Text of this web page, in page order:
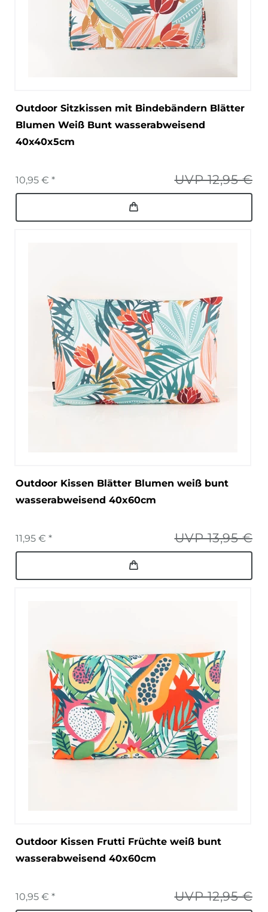
Outdoor Sitzkissen mit Bindebändern Blätter
Blumen Weiß Bunt wasserabweisend
40x40x5cm
UVP 12,95 €
10,95 € *
Outdoor Kissen Blätter Blumen weiß bunt
wasserabweisend 40x60cm
UVP 13,95 €
11,95 € *
Outdoor Kissen Frutti Früchte weiß bunt
wasserabweisend 40x60cm
UVP 12,95 €
10,95 € *